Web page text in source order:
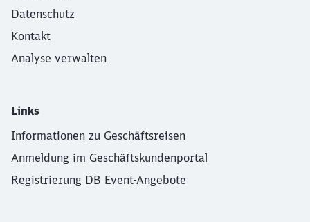
Datenschutz
Kontakt
Analyse verwalten
Links
Informationen zu Geschäftsreisen
Anmeldung im Geschäftskundenportal
Registrierung DB Event-Angebote